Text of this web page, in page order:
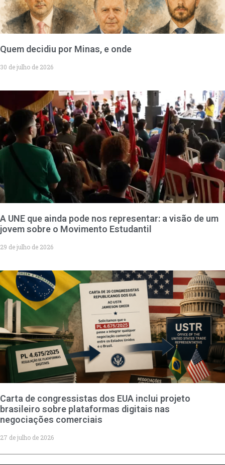
Quem decidiu por Minas, e onde
30 de julho de 2026
A UNE que ainda pode nos representar: a visão de um
jovem sobre o Movimento Estudantil
29 de julho de 2026
Carta de congressistas dos EUA inclui projeto
brasileiro sobre plataformas digitais nas
negociações comerciais
27 de julho de 2026